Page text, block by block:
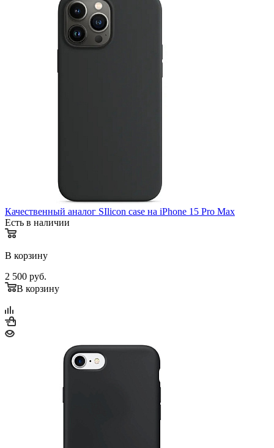
Качественный аналог SIlicon case на iPhone 15 Pro Max
Есть в наличии
В корзину
2 500 руб.
В корзину